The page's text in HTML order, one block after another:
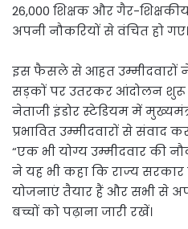
26,000 शिक्षक और गैर-
अपनी नौकरियों से वंचित हो गए।
इस फैसले से आहत उम्मीदवारों
सड़कों पर उतरकर आंदोलन शुरू
नेताजी इंडोर स्टेडियम में
प्रभावित उम्मीदवारों से संवाद
“एक भी योग्य उम्मीदवार की
ने यह भी कहा कि राज्य
योजनाएं तैयार हैं और सभी से
बच्चों को पढ़ाना जारी रखें।